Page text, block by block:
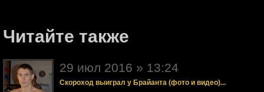
Читайте также
29 июл 2016 » 13:24
Скороход выиграл у Брайанта (фото и видео)...